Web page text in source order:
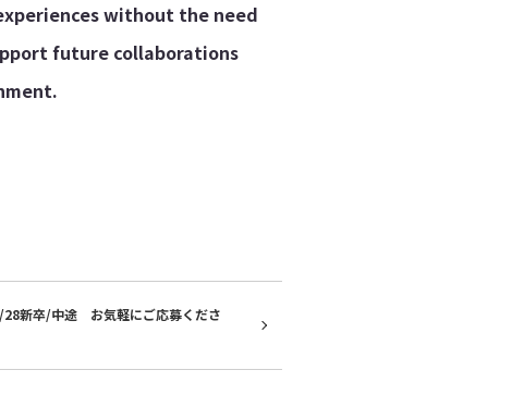
without the need
future collaborations
28新卒/中途 お気軽にご応募くださ